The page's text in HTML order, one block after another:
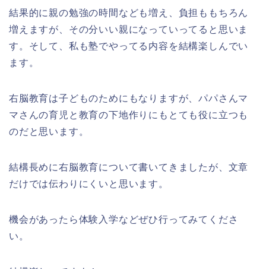
結果的に親の勉強の時間なども増え、負担ももちろん
増えますが、その分いい親になっていってると思いま
す。そして、私も塾でやってる内容を結構楽しんでい
ます。
右脳教育は子どものためにもなりますが、パパさんマ
マさんの育児と教育の下地作りにもとても役に立つも
のだと思います。
結構長めに右脳教育について書いてきましたが、文章
だけでは伝わりにくいと思います。
機会があったら体験入学などぜひ行ってみてくださ
い。